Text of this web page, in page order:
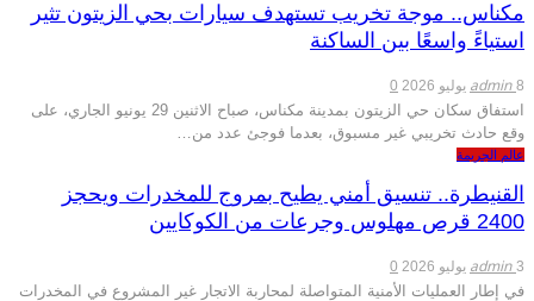
مكناس.. موجة تخريب تستهدف سيارات بحي الزيتون تثير
استياءً واسعًا بين الساكنة
admin8 يوليو 2026 0
استفاق سكان حي الزيتون بمدينة مكناس، صباح الاثنين 29 يونيو الجاري، على
وقع حادث تخريبي غير مسبوق، بعدما فوجئ عدد من…
عالم الجريمة
القنيطرة.. تنسيق أمني يطيح بمروج للمخدرات ويحجز
2400 قرص مهلوس وجرعات من الكوكايين
admin3 يوليو 2026 0
في إطار العمليات الأمنية المتواصلة لمحاربة الاتجار غير المشروع في المخدرات